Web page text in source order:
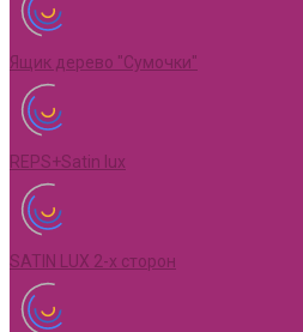
Ящик дерево "Сумочки"
REPS+Satin lux
SATIN LUX 2-х сторон